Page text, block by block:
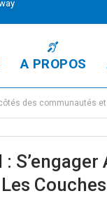
A PROPOS
des communautés
S’engager
Couches